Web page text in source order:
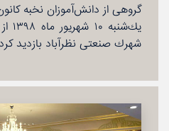
گروهی از دانش‌آموزان نخبه
شهرك صنعتی نظرآباد بازدید